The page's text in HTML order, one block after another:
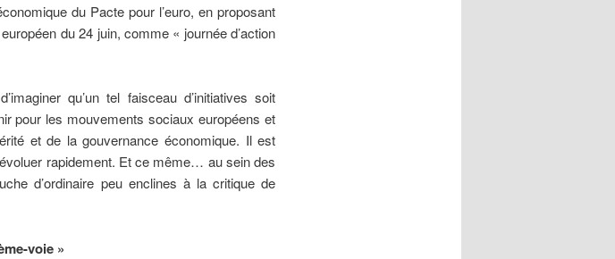
du Pacte pour l’euro, en proposant
du 24 juin, comme « journée d’action
qu’un tel faisceau d’initiatives soit
pour les mouvements sociaux européens et
et de la gouvernance économique. Il est
rapidement. Et ce même… au sein des
d’ordinaire peu enclines à la critique de
voie »